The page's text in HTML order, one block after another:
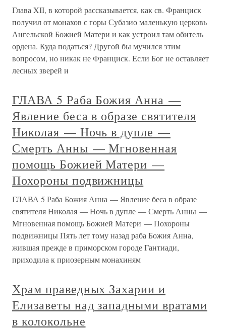
Глава XII, в которой рассказывается, как св. Франциск
получил от монахов с горы Субазио маленькую церковь
Ангельской Божией Матери и как устроил там обитель
ордена. Куда податься? Другой бы мучился этим
вопросом, но никак не Франциск. Если Бог не оставляет
лесных зверей и
ГЛАВА 5 Раба Божия Анна —
Явление беса в образе святителя
Николая — Ночь в дупле —
Смерть Анны — Мгновенная
помощь Божией Матери —
Похороны подвижницы
ГЛАВА 5 Раба Божия Анна — Явление беса в образе
святителя Николая — Ночь в дупле — Смерть Анны —
Мгновенная помощь Божией Матери — Похороны
подвижницы Пять лет тому назад раба Божия Анна,
жившая прежде в приморском городе Гантиади,
приходила к приозерным монахиням
Храм праведных Захарии и
Елизаветы над западными вратами
в колокольне